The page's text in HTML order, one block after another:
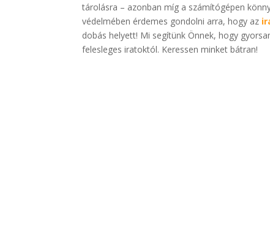
tárolásra – azonban míg a számítógépen
védelmében érdemes gondolni arra, hogy az
dobás helyett! Mi segítünk Önnek, hogy
felesleges iratoktól. Keressen minket bátran!